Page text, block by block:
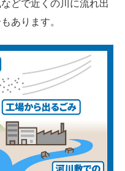
どで近くの川に流れ出
あります。